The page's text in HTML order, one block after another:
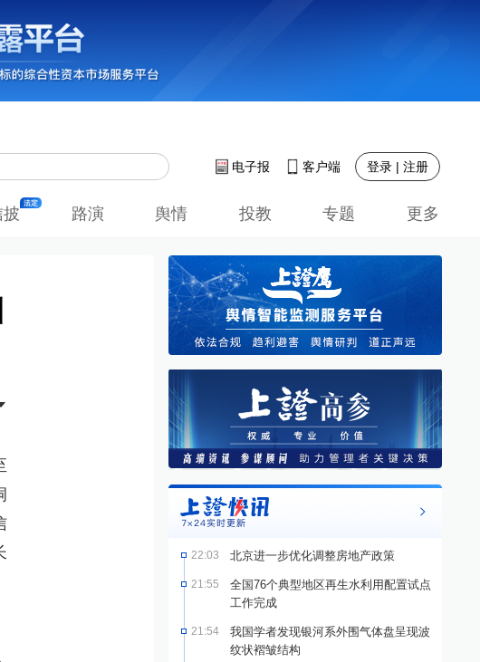
电子报 客户端 登录 | 注册
披 路演 舆情 投教 专题 更多
22:03 北京进一步优化调整房地产政策
21:55
全国76个典型地区再生水利用配置试点
工作完成
21:54
我国学者发现银河系外围气体盘呈现波
纹状褶皱结构